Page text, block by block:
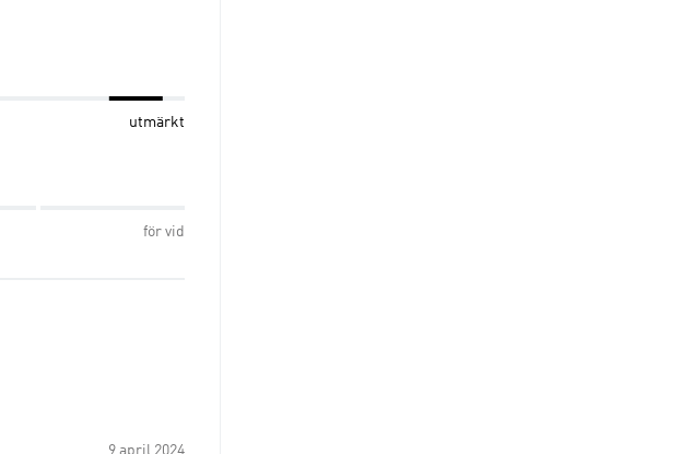
utmärkt
för vid
9 april 2024